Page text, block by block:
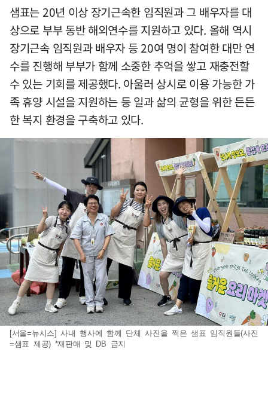
샘표는 20년 이상 장기근속한 임직원과 그 배우자를 대
상으로 부부 동반 해외연수를 지원하고 있다. 올해 역시
장기근속 임직원과 배우자 등 20여 명이 참여한 대만 연
수를 진행해 부부가 함께 소중한 추억을 쌓고 재충전할
수 있는 기회를 제공했다. 아울러 상시로 이용 가능한 가
족 휴양 시설을 지원하는 등 일과 삶의 균형을 위한 든든
한 복지 환경을 구축하고 있다.
[서울=뉴시스] 사내 행사에 함께 단체 사진을 찍은 샘표 임직원들(사진
=샘표 제공) *재판매 및 DB 금지